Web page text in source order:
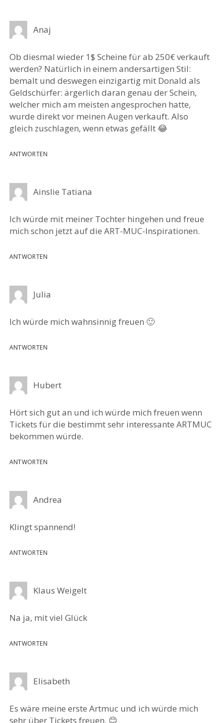
Anaj
Ob diesmal wieder 1$ Scheine für ab 250€ verkauft
werden? Natürlich in einem andersartigen Stil:
bemalt und deswegen einzigartig mit Donald als
Geldschürfer: ärgerlich daran genau der Schein,
welcher mich am meisten angesprochen hatte,
wurde direkt vor meinen Augen verkauft. Also
gleich zuschlagen, wenn etwas gefällt 😂
ANTWORTEN
Ainslie Tatiana
Ich würde mit meiner Tochter hingehen und freue
mich schon jetzt auf die ART-MUC-Inspirationen.
ANTWORTEN
Julia
Ich würde mich wahnsinnig freuen 🙂
ANTWORTEN
Hubert
Hört sich gut an und ich würde mich freuen wenn
Tickets für die bestimmt sehr interessante ARTMUC
bekommen würde.
ANTWORTEN
Andrea
Klingt spannend!
ANTWORTEN
Klaus Weigelt
Na ja, mit viel Glück
ANTWORTEN
Elisabeth
Es wäre meine erste Artmuc und ich würde mich
sehr über Tickets freuen. 😊